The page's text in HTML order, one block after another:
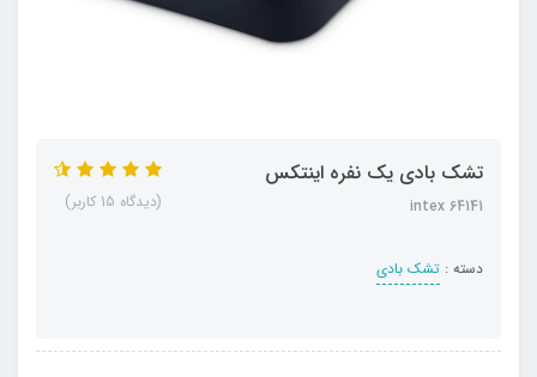
تشک بادی یک نفره اینتکس
intex 64141
دسته : تشک بادی
(دیدگاه 15 کاربر)